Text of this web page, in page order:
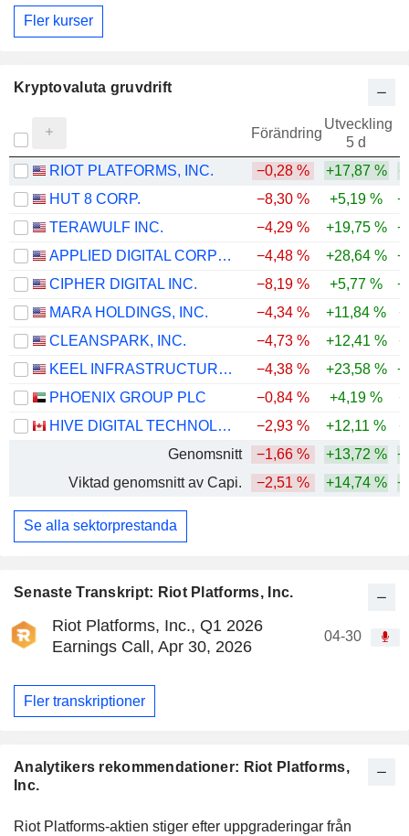
Senaste Transkript: Riot Platforms, Inc.
Riot Platforms, Inc., Q1 2026
Earnings Call, Apr 30, 2026
04-30
Fler transkriptioner
Analytikers rekommendationer: Riot Platforms,
Inc.
Riot Platforms-aktien stiger efter uppgraderingar från
Fler kurser
Kryptovaluta gruvdrift
Förändring
Utveckling
5 d
RIOT PLATFORMS, INC. −0,28 % +17,87 %
HUT 8 CORP.
−8,30 % +5,19 %
TERAWULF INC.
−4,29 % +19,75 %
APPLIED DIGITAL CORPORATION
−4,48 % +28,64 %
CIPHER DIGITAL INC.
−8,19 % +5,77 %
MARA HOLDINGS, INC.
−4,34 % +11,84 %
CLEANSPARK, INC.
−4,73 % +12,41 %
KEEL INFRASTRUCTURE CORP.
−4,38 % +23,58 %
PHOENIX GROUP PLC
−0,84 % +4,19 %
HIVE DIGITAL TECHNOLOGIES LTD.
−2,93 % +12,11 %
Genomsnitt
−1,66 % +13,72 %
Viktad genomsnitt av Capi.
−2,51 % +14,74 %
Se alla sektorprestanda